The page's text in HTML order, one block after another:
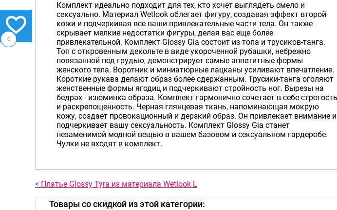
Комплект идеально подходит для тех, кто хочет выглядеть смело и
сексуально. Материал Wetlook облегает фигуру, создавая эффект второй
кожи и подчеркивая все ваши привлекательные части тела. Он также
скрывает мелкие недостатки фигуры, делая вас еще более
привлекательной. Комплект Glossy Gia состоит из топа и трусиков-танга.
Топ с откровенным декольте в виде укороченной рубашки, небрежно
повязанной под грудью, демонстрирует самые аппетитные формы
женского тела. Воротник и миниатюрные лацканы усиливают впечатление.
Короткие рукава делают образ более сдержанным. Трусики-танга оголяют
женственные формы ягодиц и подчеркивают стройность ног. Вырезы на
бедрах - изюминка образа. Комплект гармонично сочетает в себе строгость
и раскрепощенность. Черная глянцевая ткань, напоминающая мокрую
кожу, создает провокационный и дерзкий образ. Он привлекает внимание и
подчеркивает вашу сексуальность. Комплект Glossy Gia станет
незаменимой модной вещью в вашем базовом и сексуальном гардеробе.
Чулки не входят в комплект.
< Платье Glossy Tyra из материала Wetlook L
Товары со скидкой из этой категории:
0